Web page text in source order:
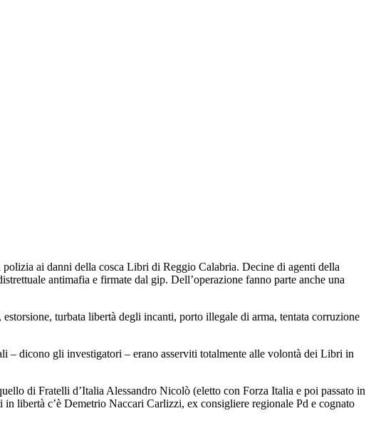
ai danni della cosca Libri di Reggio Calabria. Decine di agenti della
antimafia e firmate dal gip. Dell’operazione fanno parte anche una
turbata libertà degli incanti, porto illegale di arma, tentata corruzione
dicono gli investigatori – erano asserviti totalmente alle volontà dei Libri in
di Fratelli d’Italia Alessandro Nicolò (eletto con Forza Italia e poi passato in
libertà c’è Demetrio Naccari Carlizzi, ex consigliere regionale Pd e cognato